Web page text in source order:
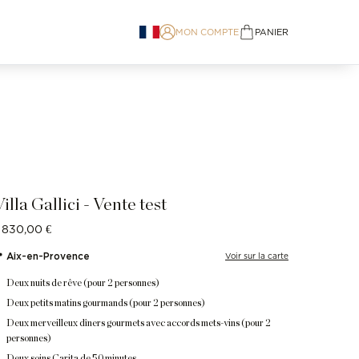
MON COMPTE
items in cart, view bag
PANIER
Gallici - Vente test
830,00 €
Aix-en-Provence Voir sur la carte
Deux nuits de rêve (pour 2 personnes)
Deux petits matins gourmands (pour 2 personnes)
Deux merveilleux dîners gourmets avec accords mets-vins (pour 2
personnes)